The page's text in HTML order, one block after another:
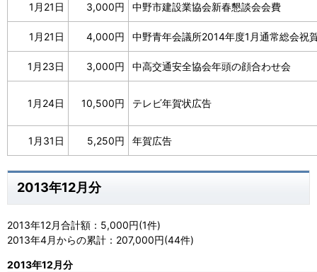
1月21日 3,000円 中野市建設業協会新春懇談会会費
1月21日 4,000円 中野青年会議所2014年度1月通常総会祝
1月23日 3,000円 中高交通安全協会年頭の顔合わせ会
1月24日 10,500円 テレビ年賀状広告
1月31日 5,250円 年賀広告
2013年12月分
2013年12月合計額：5,000円(1件)
2013年4月からの累計：207,000円(44件)
2013年12月分